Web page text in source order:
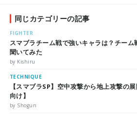
同じカテゴリーの記事
FIGHTER
スマブラチーム戦で強いキャラは？チー
聞いてみた
by Kishiru
TECHNIQUE
【スマブラSP】空中攻撃から地上攻撃の
向け】
by Shogun